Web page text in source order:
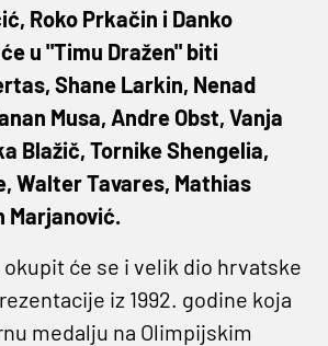
Roko Prkačin i Danko
u "Timu Dražen" biti
Shane Larkin, Nenad
Musa, Andre Obst, Vanja
Blažič, Tornike Shengelia,
Walter Tavares, Mathias
Marjanović.
okupit će se i velik dio hrvatske
iz 1992. godine koja
medalju na Olimpijskim